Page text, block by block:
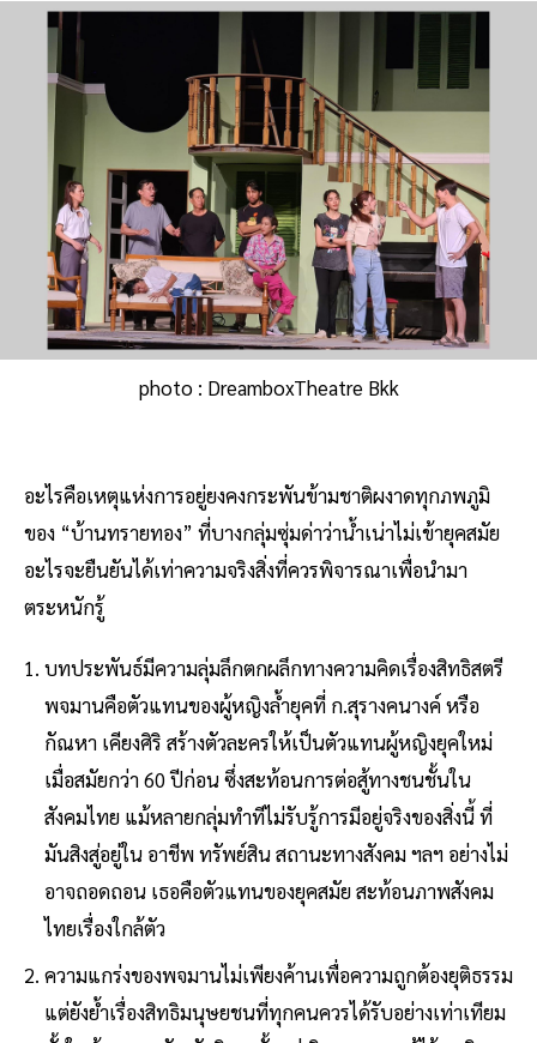
photo : DreamboxTheatre Bkk
อะไรคือเหตุแห่งการอยู่ยงคงกระพันข้ามชาติผงาดทุกภพภูมิ
ของ “บ้านทรายทอง” ที่บางกลุ่มซุ่มด่าว่าน้ำเน่าไม่เข้ายุคสมัย
อะไรจะยืนยันได้เท่าความจริงสิ่งที่ควรพิจารณาเพื่อนำมา
ตระหนักรู้
บทประพันธ์มีความลุ่มลึกตกผลึกทางความคิดเรื่องสิทธิสตรี
พจมานคือตัวแทนของผู้หญิงล้ำยุคที่ ก.สุรางคนางค์ หรือ
กัณหา เคียงศิริ สร้างตัวละครให้เป็นตัวแทนผู้หญิงยุคใหม่
เมื่อสมัยกว่า 60 ปีก่อน ซึ่งสะท้อนการต่อสู้ทางชนชั้นใน
สังคมไทย แม้หลายกลุ่มทำทีไม่รับรู้การมีอยู่จริงของสิ่งนี้ ที่
มันสิงสู่อยู่ใน อาชีพ ทรัพย์สิน สถานะทางสังคม ฯลฯ อย่างไม่
อาจถอดถอน เธอคือตัวแทนของยุคสมัย สะท้อนภาพสังคม
ไทยเรื่องใกล้ตัว
ความแกร่งของพจมานไม่เพียงค้านเพื่อความถูกต้องยุติธรรม
แต่ยังย้ำเรื่องสิทธิมนุษยชนที่ทุกคนควรได้รับอย่างเท่าเทียม